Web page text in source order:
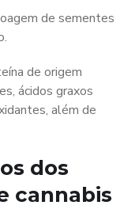
de sementes
de origem
ácidos graxos
além de
dos
cannabis